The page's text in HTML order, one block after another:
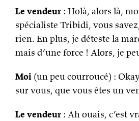
Le vendeur : Holà, alors là,
spécialiste Tribidi, vous
rien. En plus, je déteste la
mais d’une force ! Alors, je
Moi (un peu courroucé) :
sur vous, que vous êtes un
Le vendeur : Ah ouais, c’est